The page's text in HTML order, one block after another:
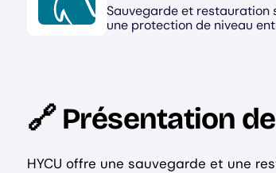
Sauvegarde et restauration
une protection de niveau
🔗 Présentation
HYCU offre une sauvegarde et une